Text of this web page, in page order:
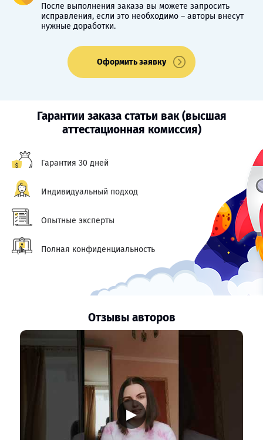
После выполнения заказа вы можете запросить
исправления, если это необходимо – авторы внесут
нужные доработки.
Оформить заявку
Гарантии заказа статьи вак (высшая
аттестационная комиссия)
Гарантия 30 дней
Индивидуальный подход
Опытные эксперты
Полная конфиденциальность
Отзывы авторов
▶